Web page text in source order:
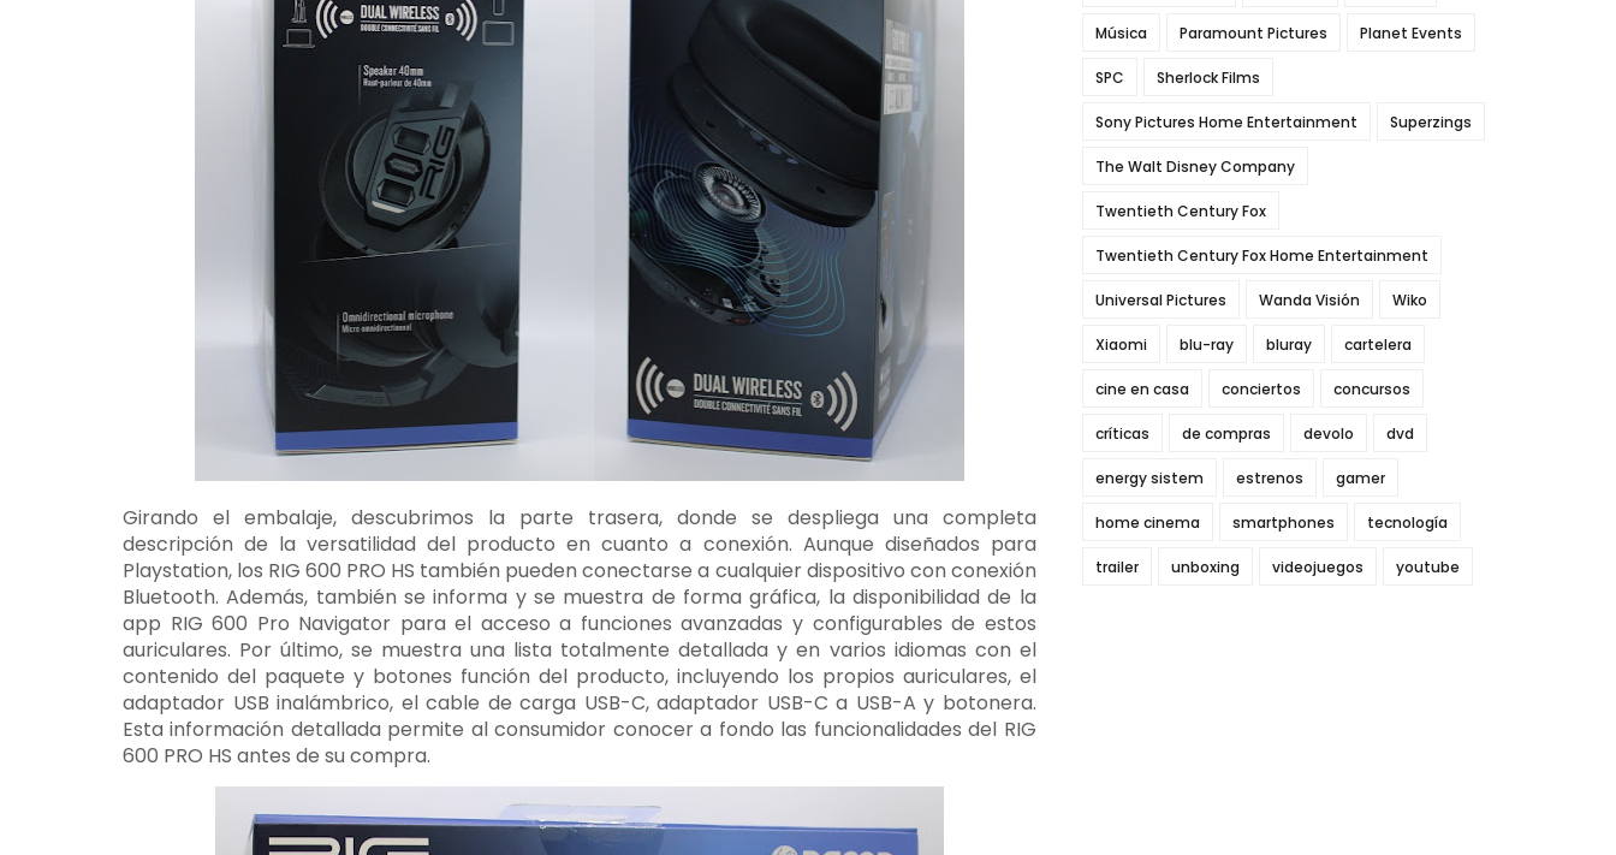
Girando el embalaje, descubrimos la parte trasera, donde se despliega una completa
descripción de la versatilidad del producto en cuanto a conexión. Aunque diseñados para
Playstation, los RIG 600 PRO HS también pueden conectarse a cualquier dispositivo con conexión
Bluetooth. Además, también se informa y se muestra de forma gráfica, la disponibilidad de la
app RIG 600 Pro Navigator para el acceso a funciones avanzadas y configurables de estos
auriculares. Por último, se muestra una lista totalmente detallada y en varios idiomas con el
contenido del paquete y botones función del producto, incluyendo los propios auriculares, el
adaptador USB inalámbrico, el cable de carga USB-C, adaptador USB-C a USB-A y botonera.
Esta información detallada permite al consumidor conocer a fondo las funcionalidades del RIG
600 PRO HS antes de su compra.
Música Paramount Pictures Planet Events
SPC Sherlock Films
Sony Pictures Home Entertainment Superzings
The Walt Disney Company
Twentieth Century Fox
Twentieth Century Fox Home Entertainment
Universal Pictures Wanda Visión Wiko
Xiaomi blu-ray bluray cartelera
cine en casa conciertos concursos
críticas de compras devolo dvd
energy sistem estrenos gamer
home cinema smartphones tecnología
trailer unboxing videojuegos youtube